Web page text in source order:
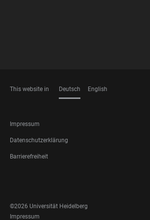
This website in Deutsch English
FOOTER
LEGAL
Impressum
Datenschutzerklärung
Barrierefreiheit
MEDIA
©2026 Universität Heidelberg
FOOTER
Impressum